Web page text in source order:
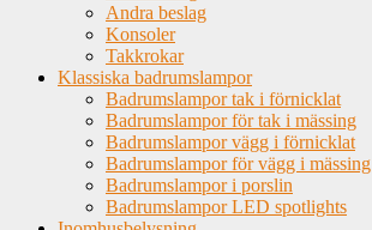
Andra beslag
Konsoler
Takkrokar
Klassiska badrumslampor
Badrumslampor tak i förnicklat
Badrumslampor för tak i mässing
Badrumslampor vägg i förnicklat
Badrumslampor för vägg i mässing
Badrumslampor i porslin
Badrumslampor LED spotlights